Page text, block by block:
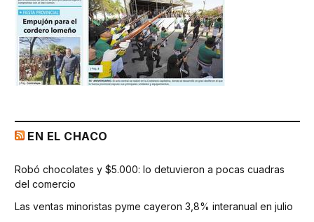
EN EL CHACO
Robó chocolates y $5.000: lo detuvieron a pocas cuadras
del comercio
Las ventas minoristas pyme cayeron 3,8% interanual en julio